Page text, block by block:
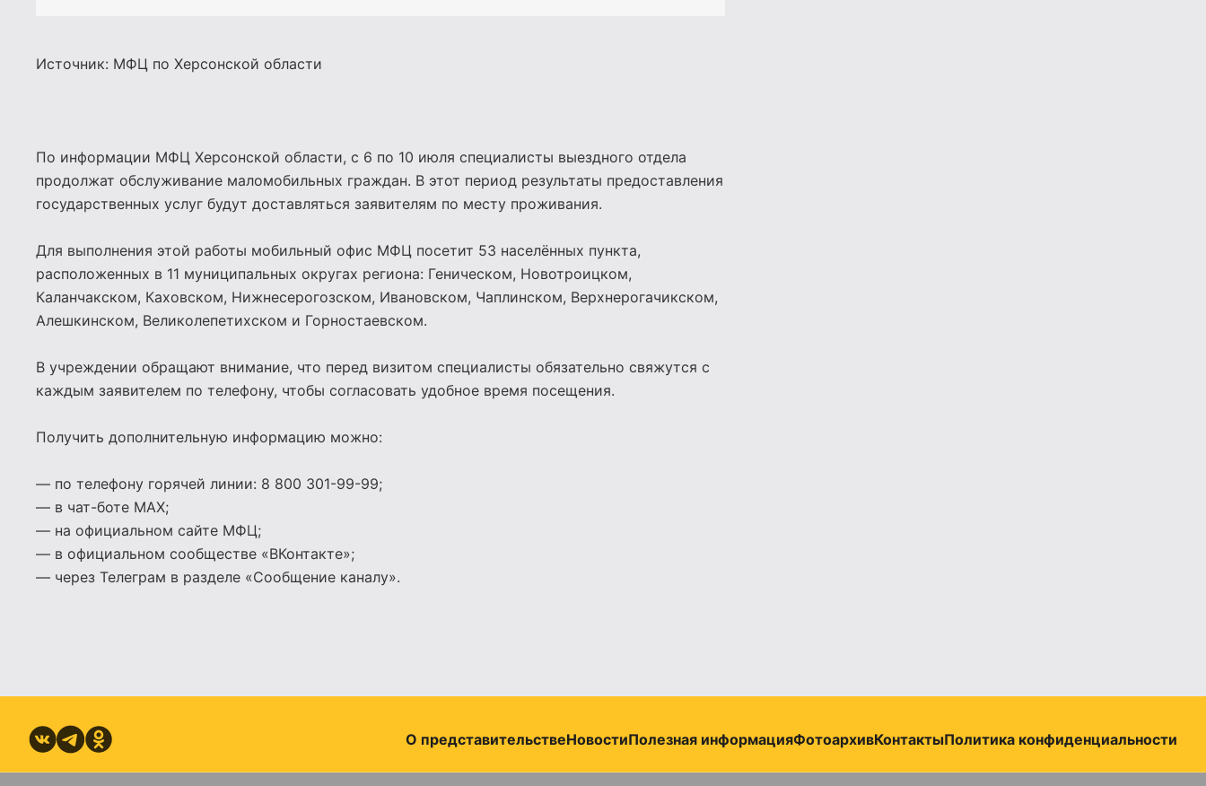
Источник: МФЦ по Херсонской области
По информации МФЦ Херсонской области, с 6 по 10 июля специалисты выездного отдела
продолжат обслуживание маломобильных граждан. В этот период результаты предоставления
государственных услуг будут доставляться заявителям по месту проживания.
Для выполнения этой работы мобильный офис МФЦ посетит 53 населённых пункта,
расположенных в 11 муниципальных округах региона: Геническом, Новотроицком,
Каланчакском, Каховском, Нижнесерогозском, Ивановском, Чаплинском, Верхнерогачикском,
Алешкинском, Великолепетихском и Горностаевском.
В учреждении обращают внимание, что перед визитом специалисты обязательно свяжутся с
каждым заявителем по телефону, чтобы согласовать удобное время посещения.
Получить дополнительную информацию можно:
— по телефону горячей линии: 8 800 301-99-99;
— в чат-боте МАХ;
— на официальном сайте МФЦ;
— в официальном сообществе «ВКонтакте»;
— через Телеграм в разделе «Сообщение каналу».
О представительствеНовостиПолезная информацияФотоархивКонтактыПолитика конфиденциальности